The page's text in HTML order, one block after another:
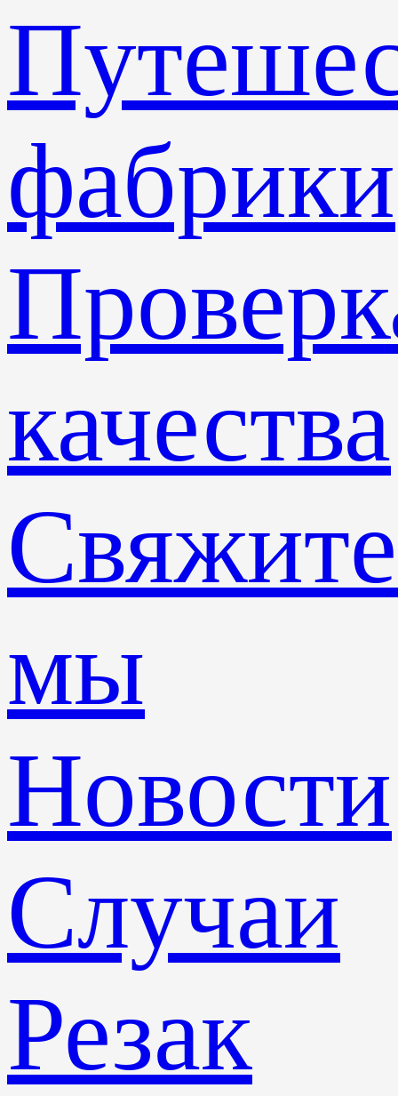
фабрики
качества
мы
Новости
Случаи
Резак